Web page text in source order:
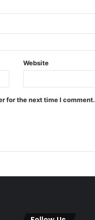
Website
for the next time I comment.